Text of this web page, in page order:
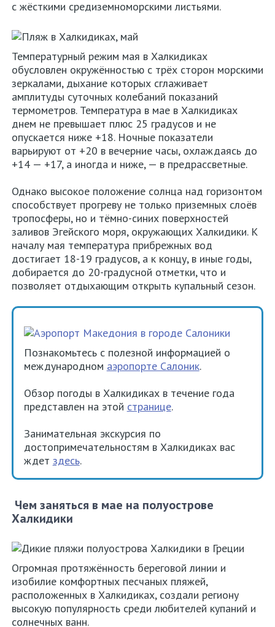
с жёсткими средиземноморскими листьями.
Температурный режим мая в Халкидиках
обусловлен окружённостью с трёх сторон морскими
зеркалами, дыхание которых сглаживает
амплитуды суточных колебаний показаний
термометров. Температура в мае в Халкидиках
днем не превышает плюс 25 градусов и не
опускается ниже +18. Ночные показатели
варьируют от +20 в вечерние часы, охлаждаясь до
+14 — +17, а иногда и ниже, — в предрассветные.
Однако высокое положение солнца над горизонтом
способствует прогреву не только приземных слоёв
тропосферы, но и тёмно-синих поверхностей
заливов Эгейского моря, окружающих Халкидики. К
началу мая температура прибрежных вод
достигает 18-19 градусов, а к концу, в иные годы,
добирается до 20-градусной отметки, что и
позволяет отдыхающим открыть купальный сезон.
Познакомьтесь с полезной информацией о
международном аэропорте Салоник.
Обзор погоды в Халкидиках в течение года
представлен на этой странице.
Занимательная экскурсия по
достопримечательностям в Халкидиках вас
ждет здесь.
Чем заняться в мае на полуострове
Халкидики
Огромная протяжённость береговой линии и
изобилие комфортных песчаных пляжей,
расположенных в Халкидиках, создали региону
высокую популярность среди любителей купаний и
солнечных ванн.